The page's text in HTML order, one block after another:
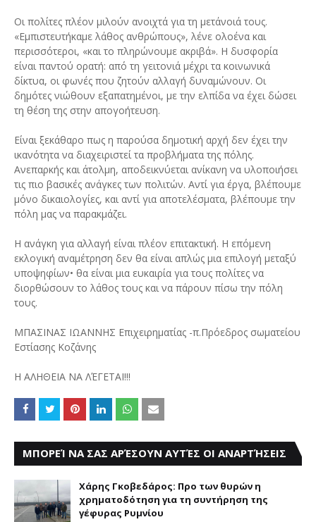
Οι πολίτες πλέον μιλούν ανοιχτά για τη μετάνοιά τους.
«Εμπιστευτήκαμε λάθος ανθρώπους», λένε ολοένα και
περισσότεροι, «και το πληρώνουμε ακριβά». Η δυσφορία
είναι παντού ορατή: από τη γειτονιά μέχρι τα κοινωνικά
δίκτυα, οι φωνές που ζητούν αλλαγή δυναμώνουν. Οι
δημότες νιώθουν εξαπατημένοι, με την ελπίδα να έχει δώσει
τη θέση της στην απογοήτευση.
Είναι ξεκάθαρο πως η παρούσα δημοτική αρχή δεν έχει την
ικανότητα να διαχειριστεί τα προβλήματα της πόλης.
Ανεπαρκής και άτολμη, αποδεικνύεται ανίκανη να υλοποιήσει
τις πιο βασικές ανάγκες των πολιτών. Αντί για έργα, βλέπουμε
μόνο δικαιολογίες, και αντί για αποτελέσματα, βλέπουμε την
πόλη μας να παρακμάζει.
Η ανάγκη για αλλαγή είναι πλέον επιτακτική. Η επόμενη
εκλογική αναμέτρηση δεν θα είναι απλώς μια επιλογή μεταξύ
υποψηφίων• θα είναι μια ευκαιρία για τους πολίτες να
διορθώσουν το λάθος τους και να πάρουν πίσω την πόλη
τους.
ΜΠΑΣΙΝΑΣ ΙΩΑΝΝΗΣ Επιχειρηματίας -π.Πρόεδρος σωματείου
Εστίασης Κοζάνης
Η ΑΛΗΘΕΙΑ ΝΑ ΛΈΓΕΤΑΙ!!!
ΜΠΟΡΕΊ ΝΑ ΣΑΣ ΑΡΈΣΟΥΝ ΑΥΤΈΣ ΟΙ ΑΝΑΡΤΉΣΕΙΣ
Χάρης Γκοβεδάρος: Προ των θυρών η
χρηματοδότηση για τη συντήρηση της
γέφυρας Ρυμνίου